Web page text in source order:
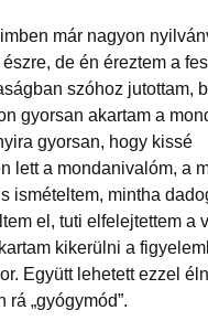
már nagyon
de én éreztem a
szóhoz jutottam,
gyorsan akartam a
gyorsan, hogy kissé
lett a mondanivalóm, a
ismételtem, mintha
el, tuti elfelejtettem a
kikerülni a
Együtt lehetett ezzel
rá „gyógymód”.